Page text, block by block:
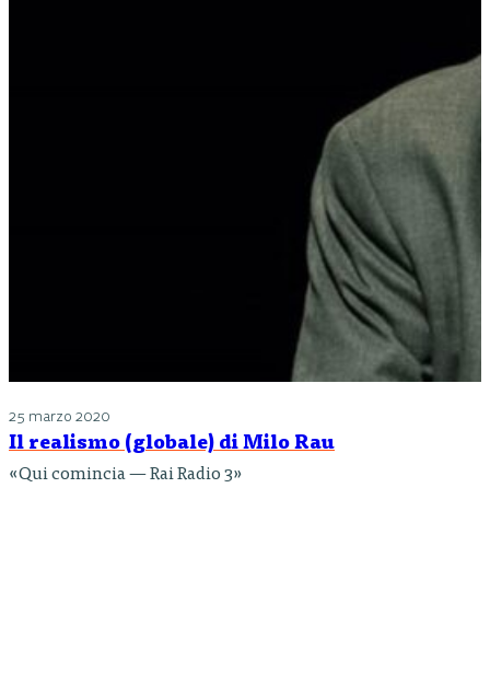
25 marzo 2020
Il realismo (globale) di Milo Rau
«Qui comincia — Rai Radio 3»